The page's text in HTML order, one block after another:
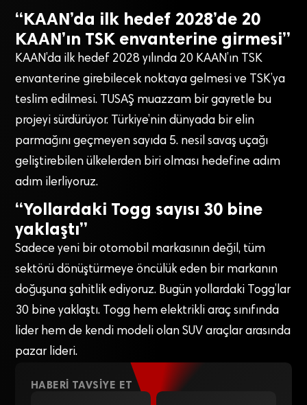
“KAAN’da ilk hedef 2028’de 20
KAAN’ın TSK envanterine girmesi”
KAAN’da ilk hedef 2028 yılında 20 KAAN’ın TSK
envanterine girebilecek noktaya gelmesi ve TSK’ya
teslim edilmesi. TUSAŞ muazzam bir gayretle bu
projeyi sürdürüyor. Türkiye’nin dünyada bir elin
parmağını geçmeyen sayıda 5. nesil savaş uçağı
geliştirebilen ülkelerden biri olması hedefine adım
adım ilerliyoruz.
“Yollardaki Togg sayısı 30 bine
yaklaştı”
Sadece yeni bir otomobil markasının değil, tüm
sektörü dönüştürmeye öncülük eden bir markanın
doğuşuna şahitlik ediyoruz. Bugün yollardaki Togg’lar
30 bine yaklaştı. Togg hem elektrikli araç sınıfında
lider hem de kendi modeli olan SUV araçlar arasında
pazar lideri.
HABERI TAVSIYE ET